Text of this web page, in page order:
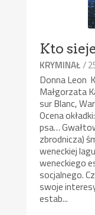
Kto
KRYMINAŁ/
Donna Leon
Małgorzata
sur Blanc,
Ocena
psa…
zbrodnicza)
weneckiej
weneckiego
socjalnego.
swoje
estab...